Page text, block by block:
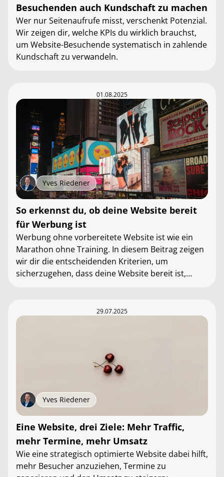
Besuchenden auch Kundschaft zu machen
Wer nur Seitenaufrufe misst, verschenkt Potenzial.
Wir zeigen dir, welche KPIs du wirklich brauchst,
um Website-Besuchende systematisch in zahlende
Kundschaft zu verwandeln.
01.08.2025
Yves Riedener
So erkennst du, ob deine Website bereit
für Werbung ist
Werbung ohne vorbereitete Website ist wie ein
Marathon ohne Training. In diesem Beitrag zeigen
wir dir die entscheidenden Kriterien, um
sicherzugehen, dass deine Website bereit ist,
29.07.2025
Yves Riedener
Eine Website, drei Ziele: Mehr Traffic,
mehr Termine, mehr Umsatz
Wie eine strategisch optimierte Website dabei hilft,
mehr Besucher anzuziehen, Termine zu